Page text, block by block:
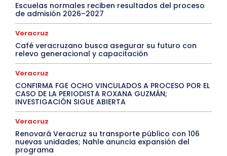
Escuelas normales reciben resultados del proceso
de admisión 2026–2027
Veracruz
Café veracruzano busca asegurar su futuro con
relevo generacional y capacitación
Veracruz
CONFIRMA FGE OCHO VINCULADOS A PROCESO POR EL
CASO DE LA PERIODISTA ROXANA GUZMÁN;
INVESTIGACIÓN SIGUE ABIERTA
Veracruz
Renovará Veracruz su transporte público con 106
nuevas unidades; Nahle anuncia expansión del
programa